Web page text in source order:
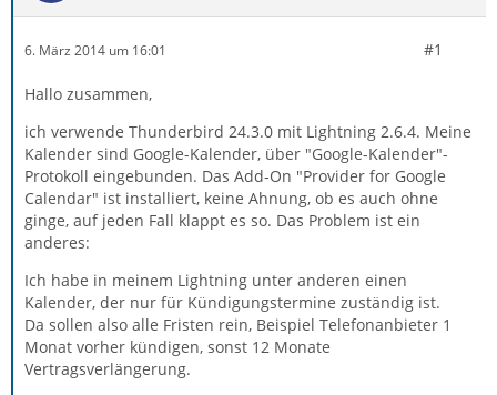
6. März 2014 um 16:01 #1
Hallo zusammen,
ich verwende Thunderbird 24.3.0 mit Lightning 2.6.4. Meine
Kalender sind Google-Kalender, über "Google-Kalender"-
Protokoll eingebunden. Das Add-On "Provider for Google
Calendar" ist installiert, keine Ahnung, ob es auch ohne
ginge, auf jeden Fall klappt es so. Das Problem ist ein
anderes:
Ich habe in meinem Lightning unter anderen einen
Kalender, der nur für Kündigungstermine zuständig ist.
Da sollen also alle Fristen rein, Beispiel Telefonanbieter 1
Monat vorher kündigen, sonst 12 Monate
Vertragsverlängerung.